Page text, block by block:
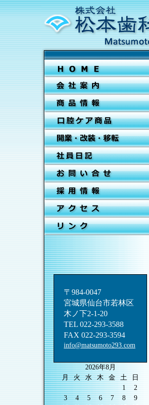
〒984-0047
宮城県仙台市若林区
木ノ下2-1-20
TEL 022-293-3588
FAX 022-293-3594
info@matsumoto293.com
2026年8月
月
火 水 木 金 土
日
1
2
3
4 5 6 7 8
9